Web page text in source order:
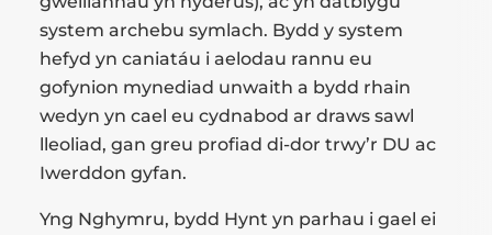
system archebu symlach. Bydd y system
hefyd yn caniatáu i aelodau rannu eu
gofynion mynediad unwaith a bydd rhain
wedyn yn cael eu cydnabod ar draws sawl
lleoliad, gan greu profiad di-dor trwy’r DU ac
Iwerddon gyfan.
Yng Nghymru, bydd Hynt yn parhau i gael ei